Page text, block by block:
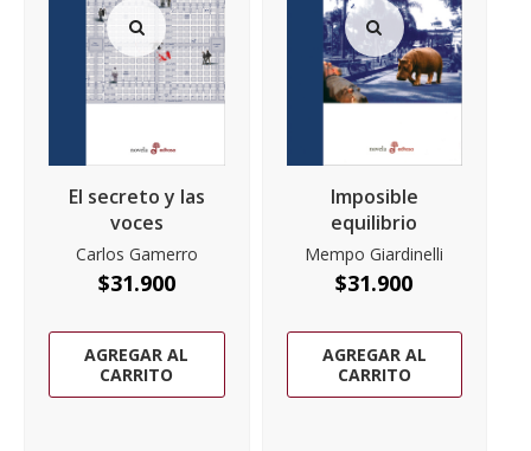
El secreto y las
voces
Carlos Gamerro
$31.900
AGREGAR AL
CARRITO
Imposible
equilibrio
Mempo Giardinelli
$31.900
AGREGAR AL
CARRITO